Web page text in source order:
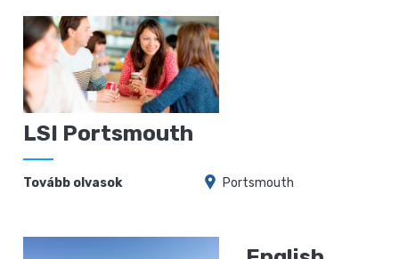
LSI Portsmouth
Tovább olvasok Portsmouth